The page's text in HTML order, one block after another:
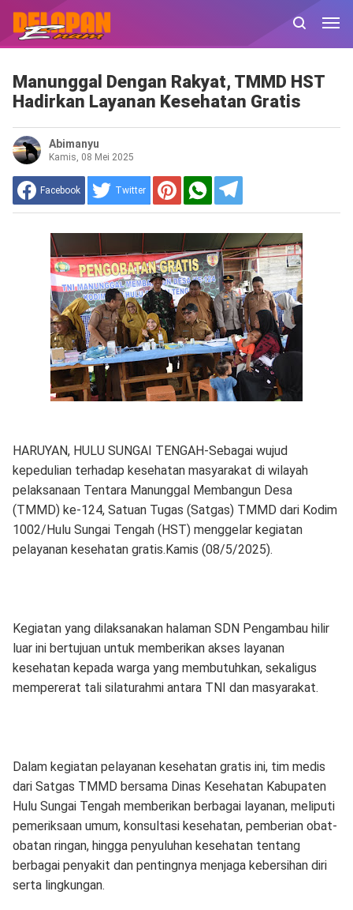
Manunggal Dengan Rakyat, TMMD HST
Hadirkan Layanan Kesehatan Gratis
Abimanyu
Kamis, 08 Mei 2025
Facebook Twitter
HARUYAN, HULU SUNGAI TENGAH-Sebagai wujud
kepedulian terhadap kesehatan masyarakat di wilayah
pelaksanaan Tentara Manunggal Membangun Desa
(TMMD) ke-124, Satuan Tugas (Satgas) TMMD dari Kodim
1002/Hulu Sungai Tengah (HST) menggelar kegiatan
pelayanan kesehatan gratis.Kamis (08/5/2025).
Kegiatan yang dilaksanakan halaman SDN Pengambau hilir
luar ini bertujuan untuk memberikan akses layanan
kesehatan kepada warga yang membutuhkan, sekaligus
mempererat tali silaturahmi antara TNI dan masyarakat.
Dalam kegiatan pelayanan kesehatan gratis ini, tim medis
dari Satgas TMMD bersama Dinas Kesehatan Kabupaten
Hulu Sungai Tengah memberikan berbagai layanan, meliputi
pemeriksaan umum, konsultasi kesehatan, pemberian obat-
obatan ringan, hingga penyuluhan kesehatan tentang
berbagai penyakit dan pentingnya menjaga kebersihan diri
serta lingkungan.